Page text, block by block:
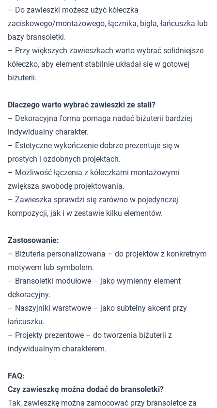
– Do zawieszki możesz użyć kółeczka
zaciskowego/montażowego, łącznika, bigla, łańcuszka lub
bazy bransoletki.
– Przy większych zawieszkach warto wybrać solidniejsze
kółeczko, aby element stabilnie układał się w gotowej
biżuterii.
Dlaczego warto wybrać zawieszki ze stali?
– Dekoracyjna forma pomaga nadać biżuterii bardziej
indywidualny charakter.
– Estetyczne wykończenie dobrze prezentuje się w
prostych i ozdobnych projektach.
– Możliwość łączenia z kółeczkami montażowymi
zwiększa swobodę projektowania.
– Zawieszka sprawdzi się zarówno w pojedynczej
kompozycji, jak i w zestawie kilku elementów.
Zastosowanie:
– Biżuteria personalizowana – do projektów z konkretnym
motywem lub symbolem.
– Bransoletki modułowe – jako wymienny element
dekoracyjny.
– Naszyjniki warstwowe – jako subtelny akcent przy
łańcuszku.
– Projekty prezentowe – do tworzenia biżuterii z
indywidualnym charakterem.
FAQ:
Czy zawieszkę można dodać do bransoletki?
Tak, zawieszkę można zamocować przy bransoletce za